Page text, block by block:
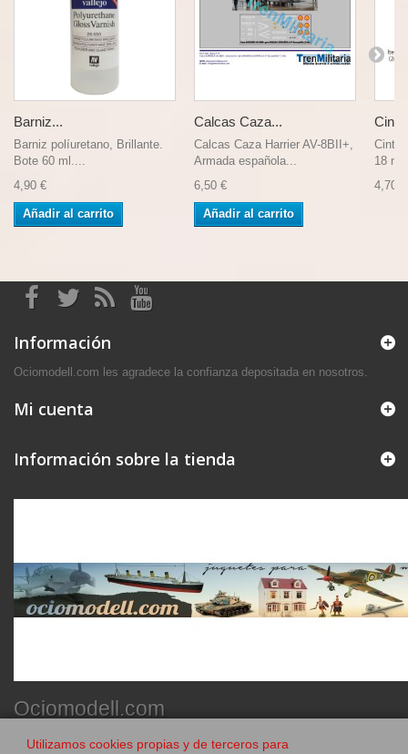
Barniz...
Barniz políuretano, Brillante.
Bote 60 ml....
4,90 €
Añadir al carrito
Calcas Caza...
Calcas Caza Harrier AV-8BII+,
Armada española...
6,50 €
Añadir al carrito
Cinta
18
4,70 €
Información
Ociomodell.com les agradece la confianza depositada en nosotros.
Mi cuenta
Información sobre la tienda
Ociomodell.com
Utilizamos cookies propias y de terceros para